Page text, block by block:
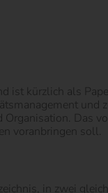
ist kürzlich als
und
Das
voranbringen soll.
in zwei